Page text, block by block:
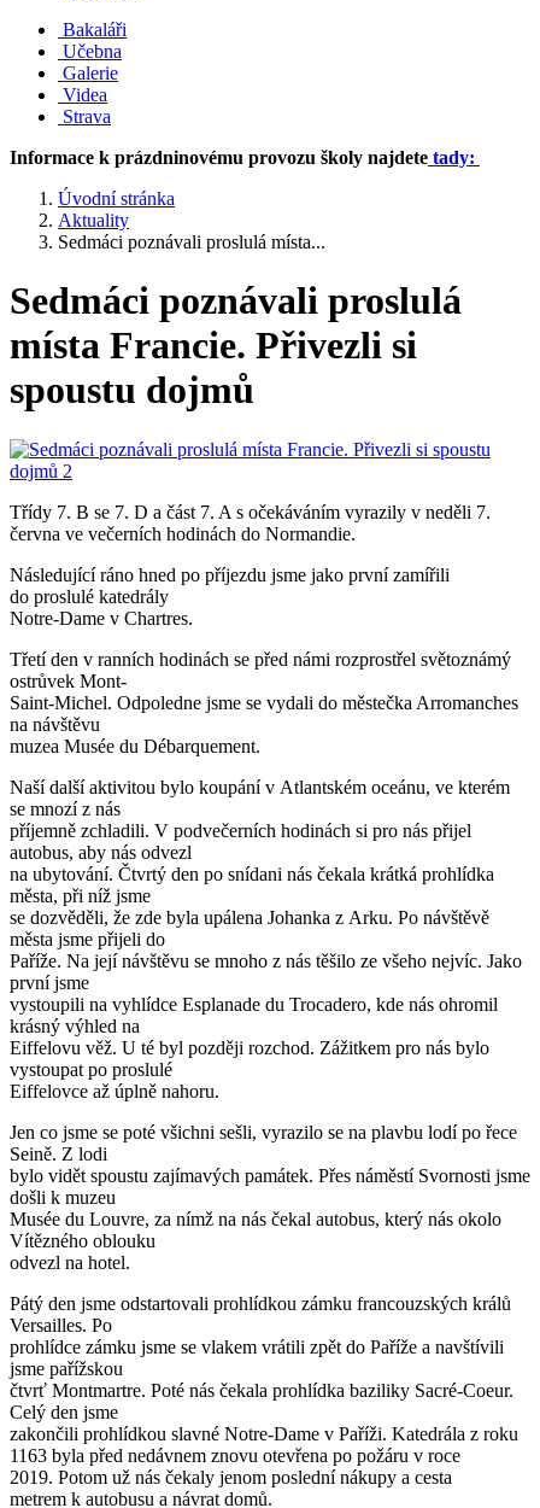
Bakaláři
Učebna
Galerie
Videa
Strava
Informace k prázdninovému provozu školy najdete tady:
Úvodní stránka
Aktuality
Sedmáci poznávali proslulá místa...
Sedmáci poznávali proslulá
místa Francie. Přivezli si
spoustu dojmů
Třídy 7. B se 7. D a část 7. A s očekáváním vyrazily v neděli 7.
června ve večerních hodinách do Normandie.
Následující ráno hned po příjezdu jsme jako první zamířili
do proslulé katedrály
Notre-Dame v Chartres.
Třetí den v ranních hodinách se před námi rozprostřel světoznámý
ostrůvek Mont-
Saint-Michel. Odpoledne jsme se vydali do městečka Arromanches
na návštěvu
muzea Musée du Débarquement.
Naší další aktivitou bylo koupání v Atlantském oceánu, ve kterém
se mnozí z nás
příjemně zchladili. V podvečerních hodinách si pro nás přijel
autobus, aby nás odvezl
na ubytování. Čtvrtý den po snídani nás čekala krátká prohlídka
města, při níž jsme
se dozvěděli, že zde byla upálena Johanka z Arku. Po návštěvě
města jsme přijeli do
Paříže. Na její návštěvu se mnoho z nás těšilo ze všeho nejvíc. Jako
první jsme
vystoupili na vyhlídce Esplanade du Trocadero, kde nás ohromil
krásný výhled na
Eiffelovu věž. U té byl později rozchod. Zážitkem pro nás bylo
vystoupat po proslulé
Eiffelovce až úplně nahoru.
Jen co jsme se poté všichni sešli, vyrazilo se na plavbu lodí po řece
Seině. Z lodi
bylo vidět spoustu zajímavých památek. Přes náměstí Svornosti jsme
došli k muzeu
Musée du Louvre, za nímž na nás čekal autobus, který nás okolo
Vítězného oblouku
odvezl na hotel.
Pátý den jsme odstartovali prohlídkou zámku francouzských králů
Versailles. Po
prohlídce zámku jsme se vlakem vrátili zpět do Paříže a navštívili
jsme pařížskou
čtvrť Montmartre. Poté nás čekala prohlídka baziliky Sacré-Coeur.
Celý den jsme
zakončili prohlídkou slavné Notre-Dame v Paříži. Katedrála z roku
1163 byla před nedávnem znovu otevřena po požáru v roce
2019. Potom už nás čekaly jenom poslední nákupy a cesta
metrem k autobusu a návrat domů.